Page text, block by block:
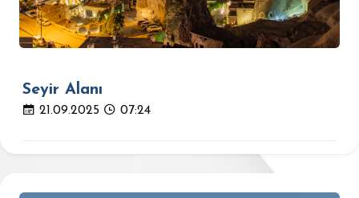
Seyir Alanı
21.09.2025 07:24